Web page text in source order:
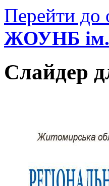
Перейти до
ЖОУНБ
Слайдер